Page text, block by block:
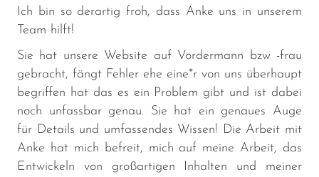
Ich bin so derartig froh, dass Anke uns in unserem
Team hilft!
Sie hat unsere Website auf Vordermann bzw -frau
gebracht, fängt Fehler ehe eine*r von uns überhaupt
begriffen hat das es ein Problem gibt und ist dabei
noch unfassbar genau. Sie hat ein genaues Auge
für Details und umfassendes Wissen! Die Arbeit mit
Anke hat mich befreit, mich auf meine Arbeit, das
Entwickeln von großartigen Inhalten und meiner